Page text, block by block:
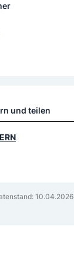
10.04.2026
und teilen